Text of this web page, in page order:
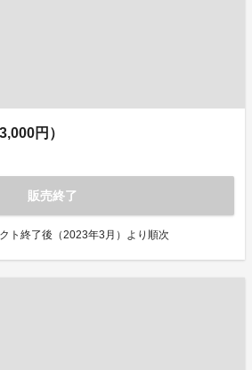
円）
販売終了
ト終了後（2023年3月）より順次